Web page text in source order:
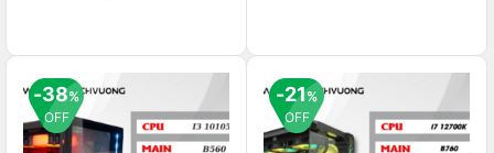
38%
OFF
21%
OFF